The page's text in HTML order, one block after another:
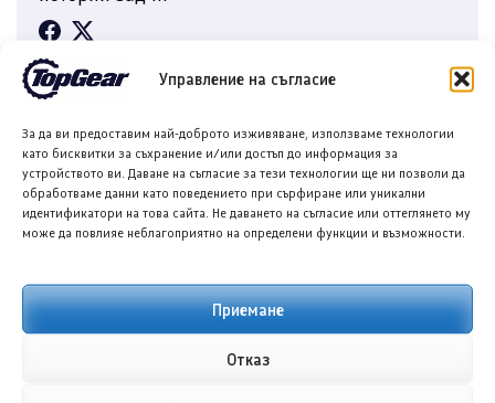
Управление на съгласие
За да ви предоставим най-доброто изживяване, използваме технологии
като бисквитки за съхранение и/или достъп до информация за
устройството ви. Даване на съгласие за тези технологии ще ни позволи да
обработваме данни като поведението при сърфиране или уникални
идентификатори на това сайта. Не даването на съгласие или оттеглянето му
може да повлияе неблагоприятно на определени функции и възможности.
Приемане
Отказ
ОЩЕ ОТ АВТОРА
ПРЕДИШНА/СЛЕДВАЩА